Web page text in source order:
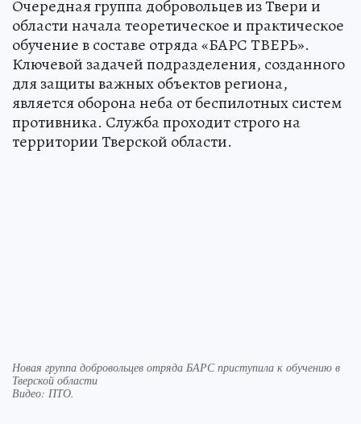
Очередная группа добровольцев из Твери и
области начала теоретическое и практическое
обучение в составе отряда «БАРС ТВЕРЬ».
Ключевой задачей подразделения, созданного
для защиты важных объектов региона,
является оборона неба от беспилотных систем
противника. Служба проходит строго на
территории Тверской области.
Новая группа добровольцев отряда БАРС приступила к обучению в
Тверской области
Видео: ПТО.